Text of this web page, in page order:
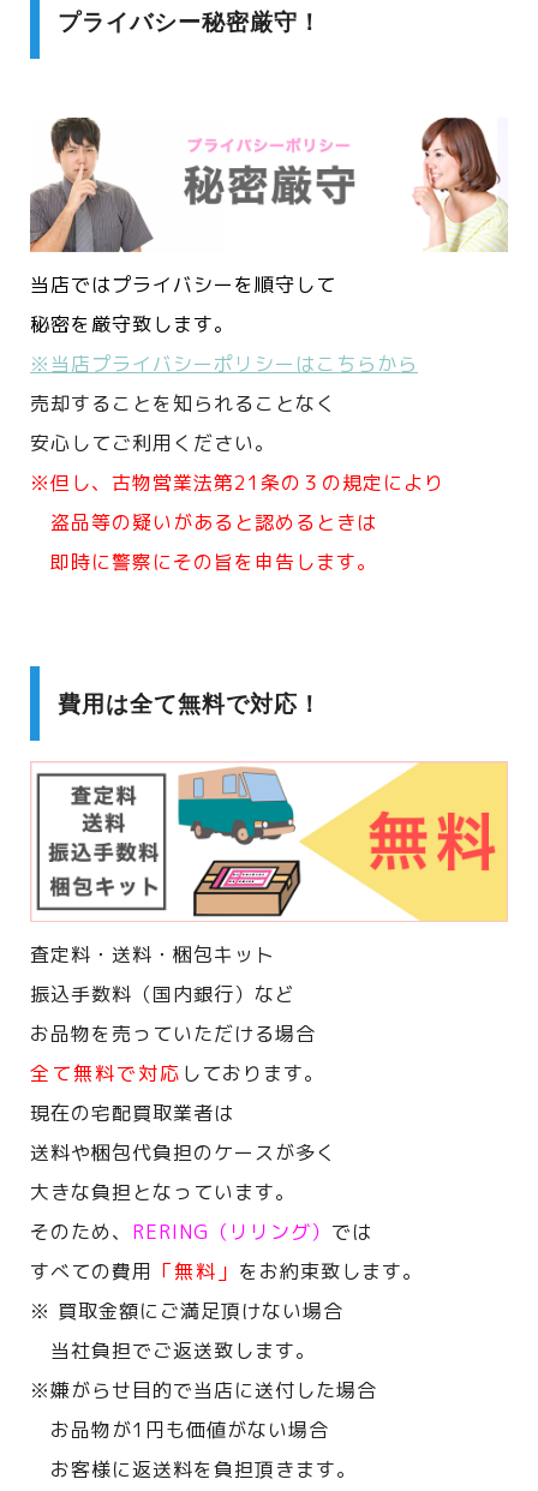
プライバシー秘密厳守！
当店ではプライバシーを順守して
秘密を厳守致します。
※当店プライバシーポリシーはこちらから
売却することを知られることなく
安心してご利用ください。
※但し、古物営業法第21条の３の規定により
盗品等の疑いがあると認めるときは
即時に警察にその旨を申告します。
費用は全て無料で対応！
査定料・送料・梱包キット
振込手数料（国内銀行）など
お品物を売っていただける場合
全て無料で対応 しております。
現在の宅配買取業者は
送料や梱包代負担のケースが多く
大きな負担となっています。
そのため、 RERING（リリング） では
すべての費用 「無料」 をお約束致します。
※ 買取金額にご満足頂けない場合
当社負担でご返送致します。
※嫌がらせ目的で当店に送付した場合
お品物が1円も価値がない場合
お客様に返送料を負担頂きます。